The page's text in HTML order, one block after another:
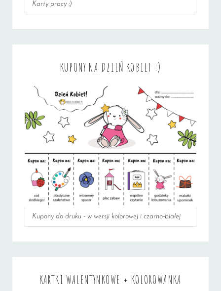
Karty pracy :)
KUPONY NA DZIEŃ KOBIET :)
Kupony do druku - w wersji kolorowej i czarno-białej
KARTKI WALENTYNKOWE + KOLOROWANKA